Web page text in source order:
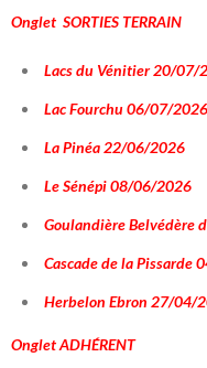
Onglet SORTIES TERRAIN
Lacs du Vénitier 20/07/
Lac Fourchu 06/07/2026
La Pinéa 22/06/2026
Le Sénépi 08/06/2026
Goulandière Belvédère
Cascade de la Pissarde
Herbelon Ebron 27/04/
OngletADHÉRENT